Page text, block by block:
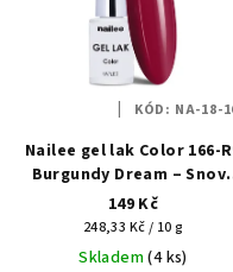
Nailee gel lak Color 166-
Burgundy Dream –
luxus HEMA Free 6g
149 Kč
Měrná
cena:
248,33 Kč / 10 g
Skladem(4 ks)
KÓD: NA-18-